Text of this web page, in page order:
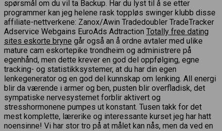
spørsmål om du vil ta Backup. Har du lyst til å se etter
programmer kan jeg helene rask toppløs swinger klubb disse
affiliate-nettverkene: Zanox/Awin Tradedoubler TradeTracker
Adservice Webgains EuroAds Adtraction Totally free dating
sites eskorte bryne går også an å ordne avtaler med ulike
mature cam eskortepike trondheim og administrere på
egenhånd, men dette krever en god del oppfølging, egne
tracking- og statistikksystemer, at du har din egen
lenkegenerator og en god del kunnskap om lenking. All energi
blir da værende i armer og ben, pusten blir overfladisk, det
sympatiske nervesystemet forblir aktivert og
stresshormonene pumpes ut konstant. Tusen takk for det
mest komplette, lærerike og interessante kurset jeg har hatt
noensinne! Vi har stor tro på at målet kan nås, men da ved en